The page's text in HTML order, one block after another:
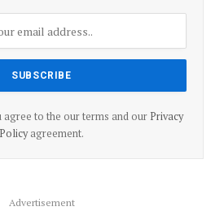
agree to the our terms and our Privacy
Policyagreement.
Advertisement